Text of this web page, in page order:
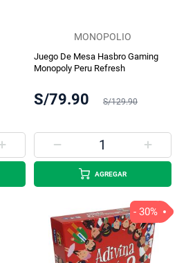
MONOPOLIO
Juego De Mesa Hasbro Gaming
Monopoly Peru Refresh
S/79.90 S/129.90
AGREGAR
- 30%